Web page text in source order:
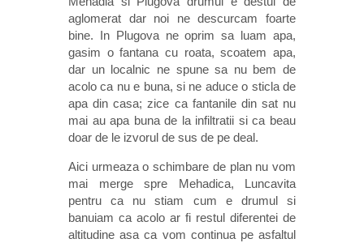
aglomerat dar noi ne descurcam foarte
bine. In Plugova ne oprim sa luam apa,
gasim o fantana cu roata, scoatem apa,
dar un localnic ne spune sa nu bem de
acolo ca nu e buna, si ne aduce o sticla de
apa din casa; zice ca fantanile din sat nu
mai au apa buna de la infiltratii si ca beau
doar de le izvorul de sus de pe deal.
Aici urmeaza o schimbare de plan nu vom
mai merge spre Mehadica, Luncavita
pentru ca nu stiam cum e drumul si
banuiam ca acolo ar fi restul diferentei de
altitudine asa ca vom continua pe asfaltul